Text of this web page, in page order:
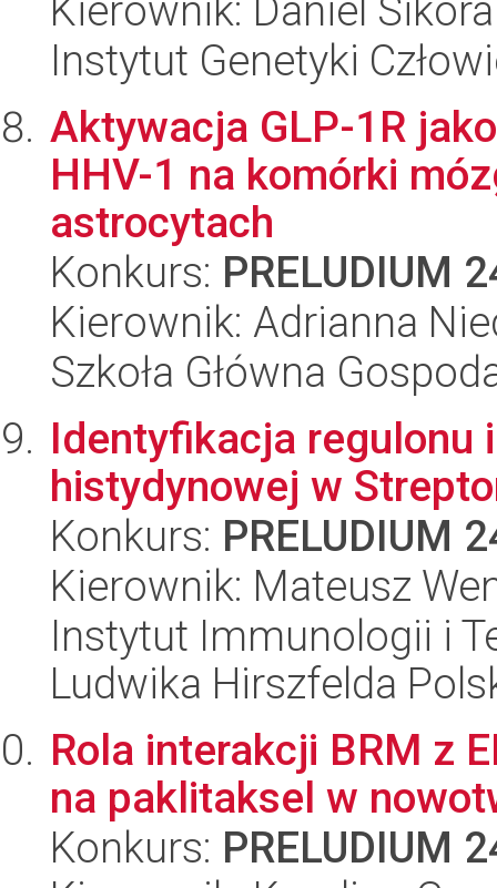
Kierownik: Daniel Sikora
Instytut Genetyki
Aktywacja GLP-1R
HHV-1 na komórki
astrocytach
Konkurs: PRELUDIUM
Kierownik: Adrianna
Szkoła Główna
Identyfikacja regulonu
histydynowej w
Konkurs: PRELUDIUM
Kierownik: Mateusz
Instytut Immunologii i
Ludwika Hirszfelda
Rola interakcji BRM z
na paklitaksel w
Konkurs: PRELUDIUM